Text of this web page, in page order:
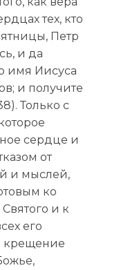
тех, кто
Петр
и да
имя Иисуса
и получите
Только с
сердце и
от
и мыслей,
ко
и к
его
крещение